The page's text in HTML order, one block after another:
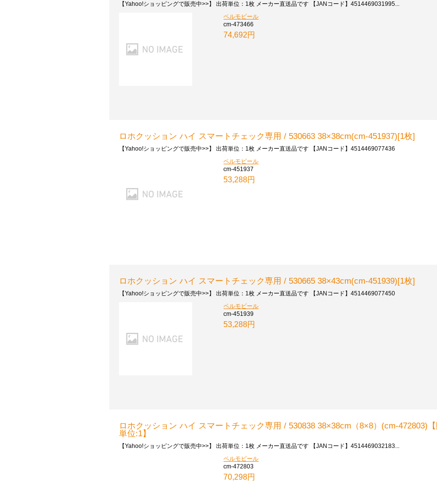
【Yahoo!ショッピングで販売中>>】 出荷単位：1枚 メーカー直送品です 【JANコード】4514469031995...
ペルモビール
cm-473466
74,692円
ロホクッション ハイ スマートチェック専用 / 530663 38×38cm(cm-451937)[1枚]
【Yahoo!ショッピングで販売中>>】 出荷単位：1枚 メーカー直送品です 【JANコード】4514469077436
ペルモビール
cm-451937
53,288円
ロホクッション ハイ スマートチェック専用 / 530665 38×43cm(cm-451939)[1枚]
【Yahoo!ショッピングで販売中>>】 出荷単位：1枚 メーカー直送品です 【JANコード】4514469077450
ペルモビール
cm-451939
53,288円
ロホクッション ハイ スマートチェック専用 / 530838 38×38cm（8×8）(cm-472803)
単位:1】
【Yahoo!ショッピングで販売中>>】 出荷単位：1枚 メーカー直送品です 【JANコード】4514469032183...
ペルモビール
cm-472803
70,298円